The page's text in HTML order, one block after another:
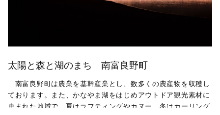
太陽と森と湖のまち 南富良野町
南富良野町は農業を基幹産業とし、数多くの農産物を収穫し
ております。また、かなやま湖をはじめアウトドア観光素材に
恵まれた地域で、夏はラフティングやカヌー、冬はカーリング